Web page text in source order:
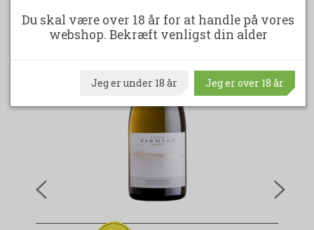
Du skal være over 18 år for at handle på vores
webshop. Bekræft venligst din alder
Jeg er under 18 år Jeg er over 18 år